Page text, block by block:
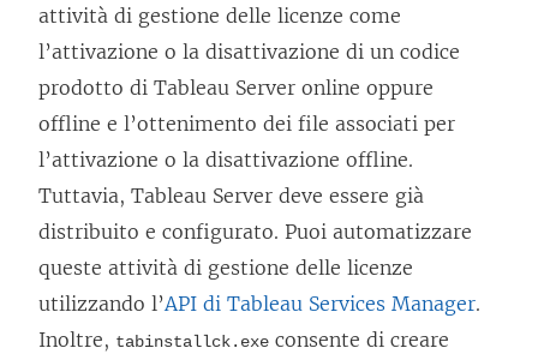
a
p
e
r
t
o
i
n
u
n
attività di gestione delle licenze come
l’attivazione o la disattivazione di un codice
prodotto di Tableau Server online oppure
offline e l’ottenimento dei file associati per
l’attivazione o la disattivazione offline.
Tuttavia, Tableau Server deve essere già
distribuito e configurato. Puoi automatizzare
queste attività di gestione delle licenze
utilizzando l’API di Tableau Services Manager.
Inoltre, tabinstallck.exe consente di creare